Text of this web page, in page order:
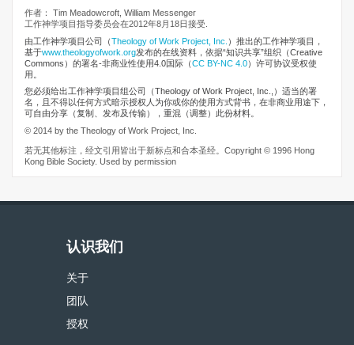
作者： Tim Meadowcroft, William Messenger
工作神学项目指导委员会在2012年8月18日接受.
由工作神学项目公司
（Theology of Work Project, Inc. ）推出的工作神学项目，
基于www.theologyofwork.org发布的在线资料，依据“知识共享”组织（Creative
Commons）的署名-非商业性使用4.0国际（CC BY-NC 4.0）许可协议受权使
用。
您必须给出工作神学项目组公司（Theology of Work Project, Inc.,）适当的署
名，且不得以任何方式暗示授权人为你或你的使用方式背书，在非商业用途下，
可自由分享（复制、发布及传输），重混（调整）此份材料。
© 2014 by the Theology of Work Project, Inc.
若无其他标注，经文引用皆出于新标点和合本圣经。Copyright © 1996 Hong
Kong Bible Society. Used by permission
认识我们
关于
团队
授权